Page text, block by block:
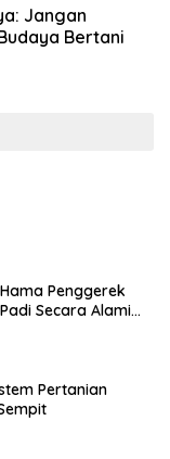
Jangan
Bertani
Penggerek
Secara Alami
Pertanian